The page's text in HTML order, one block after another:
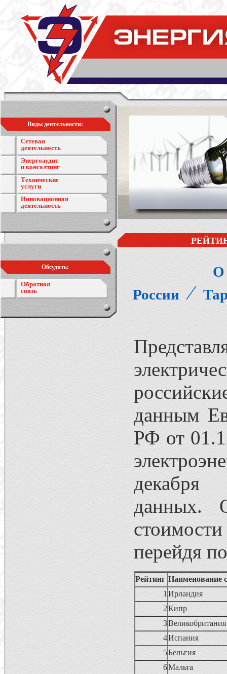
Виды деятельности:
Сетевая
деятельность
Энергоаудит
и консалтинг
Технические
услуги
Инновационная
деятельность
Обсудить:
Обратная
связь
О
России ⁄
данным
РФ от
данных.
перейдя
Рейтинг Наименование
1 Ирландия
2Кипр
3
4Испания
5Бельгия
6Мальта